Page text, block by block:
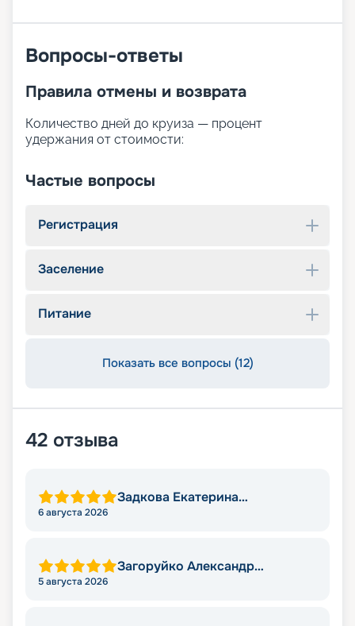
Вопросы-ответы
Правила отмены и возврата
Количество дней до круиза — процент
удержания от стоимости:
Частые вопросы
Регистрация
Заселение
Питание
Показать все вопросы (12)
42 отзыва
Задкова Екатерина
6 августа 2026
Загоруйко Александр
5 августа 2026